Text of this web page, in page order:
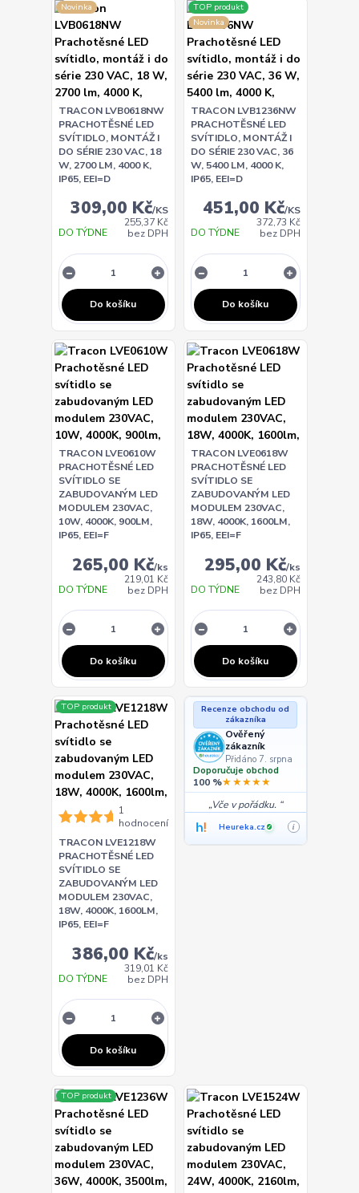
Novinka
TRACON LVB0618NW
PRACHOTĚSNÉ LED
SVÍTIDLO, MONTÁŽ I
DO SÉRIE 230 VAC, 18
W, 2700 LM, 4000 K,
IP65, EEI=D
309,00 Kč/KS
255,37 Kč
bez DPH
DO TÝDNE
Do košíku
TOP produkt
Novinka
TRACON LVB1236NW
PRACHOTĚSNÉ LED
SVÍTIDLO, MONTÁŽ I
DO SÉRIE 230 VAC, 36
W, 5400 LM, 4000 K,
IP65, EEI=D
451,00 Kč/KS
372,73 Kč
bez DPH
DO TÝDNE
Do košíku
TRACON LVE0610W
PRACHOTĚSNÉ LED
SVÍTIDLO SE
ZABUDOVANÝM LED
MODULEM 230VAC,
10W, 4000K, 900LM,
IP65, EEI=F
265,00 Kč/ks
219,01 Kč
bez DPH
DO TÝDNE
Do košíku
TRACON LVE0618W
PRACHOTĚSNÉ LED
SVÍTIDLO SE
ZABUDOVANÝM LED
MODULEM 230VAC,
18W, 4000K, 1600LM,
IP65, EEI=F
295,00 Kč/ks
243,80 Kč
bez DPH
DO TÝDNE
Do košíku
TOP produkt
1
hodnocení
TRACON LVE1218W
PRACHOTĚSNÉ LED
SVÍTIDLO SE
ZABUDOVANÝM LED
MODULEM 230VAC,
18W, 4000K, 1600LM,
IP65, EEI=F
386,00 Kč/ks
319,01 Kč
bez DPH
DO TÝDNE
Do košíku
Recenze obchodu od
zákazníka
Ověřený
zákazník
Přidáno 7. srpna
Doporučuje obchod
100 %★★★★★
Vče v pořádku.
Heureka.cz ✓ i
TOP produkt